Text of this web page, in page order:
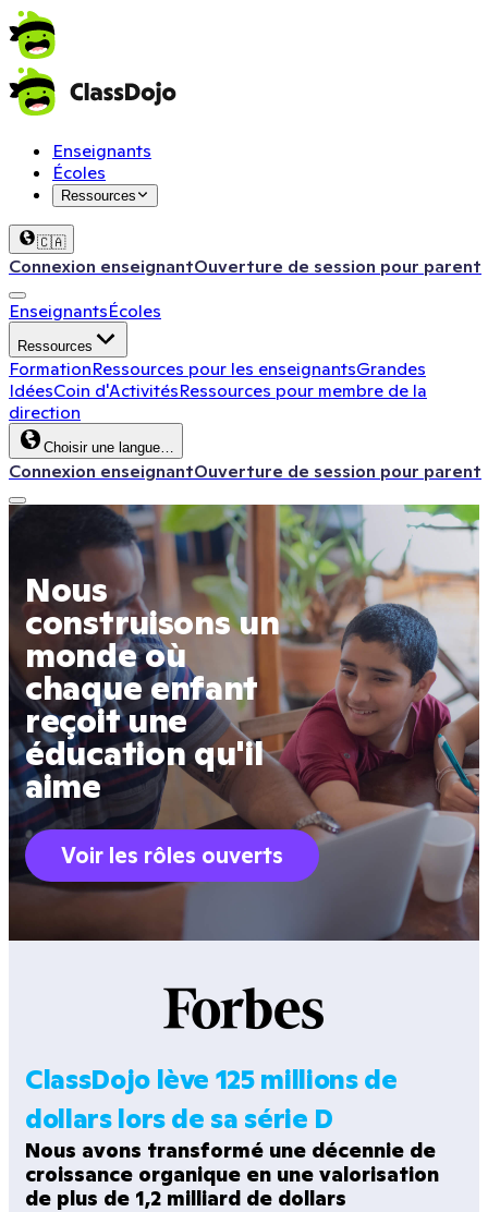
Enseignants
Écoles
Ressources
🇨🇦
Connexion enseignantOuverture de session pour parent
EnseignantsÉcoles
Ressources
FormationRessources pour les enseignantsGrandes
IdéesCoin d'ActivitésRessources pour membre de la
direction
Choisir une langue…
Connexion enseignantOuverture de session pour parent
Nous
construisons un
monde où
chaque enfant
reçoit une
éducation qu'il
aime
Voir les rôles ouverts
ClassDojo lève 125 millions de
dollars lors de sa série D
Nous avons transformé une décennie de
croissance organique en une valorisation
de plus de 1,2 milliard de dollars